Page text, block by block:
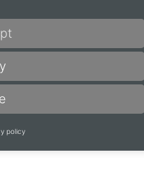
cataloghi
Decenta (EN-FR-NL / 120
policy